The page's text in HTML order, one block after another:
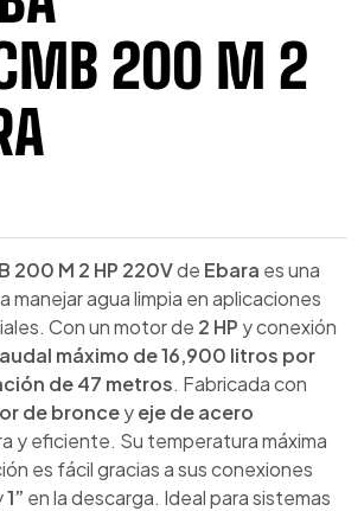
200 M 2
M 2 HP 220Vde Ebara es una
agua limpia en aplicaciones
Con un motor de 2 HP y conexión
máximo de 16,900 litros por
de 47 metros. Fabricada con
de bronceyeje de acero
y eficiente. Su temperatura máxima
es fácil gracias a sus conexiones
1” en la descarga. Ideal para sistemas